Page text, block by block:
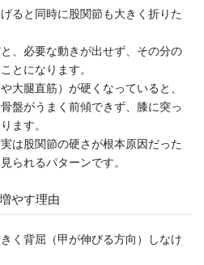
ると同時に股関節も大きく折りた
、必要な動きが出せず、その分の
とになります。
大腿直筋）が硬くなっていると、
盤がうまく前傾できず、膝に突っ
ます。
は股関節の硬さが根本原因だった
られるパターンです。
やす理由
く背屈（甲が伸びる方向）しなけ